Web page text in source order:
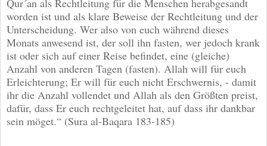
Qur´an als Rechtleitung für die Menschen herabgesandt
worden ist und als klare Beweise der Rechtleitung und der
Unterscheidung. Wer also von euch während dieses
Monats anwesend ist, der soll ihn fasten, wer jedoch krank
ist oder sich auf einer Reise befindet, eine (gleiche)
Anzahl von anderen Tagen (fasten). Allah will für euch
Erleichterung; Er will für euch nicht Erschwernis, - damit
ihr die Anzahl vollendet und Allah als den Größten preist,
dafür, dass Er euch rechtgeleitet hat, auf dass ihr dankbar
sein möget.“ (Sura al-Baqara 183-185)